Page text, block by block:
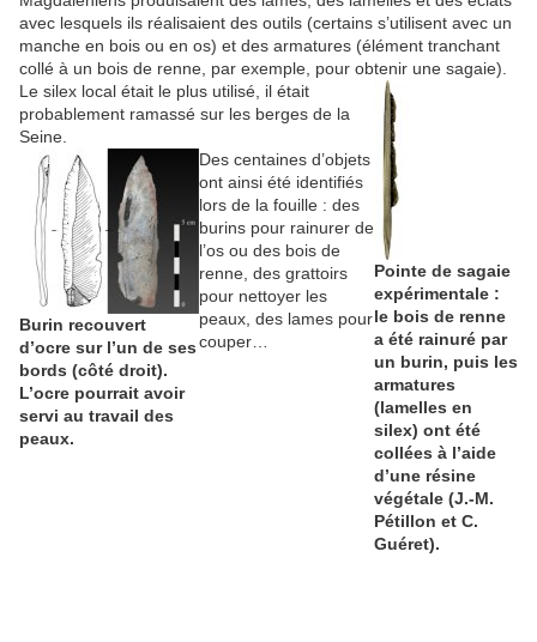
avec lesquels ils réalisaient des outils (certains s’utilisent avec un
manche en bois ou en os) et des armatures (élément tranchant
collé à un bois de renne, par exemple, pour obtenir une sagaie).
Pointe de sagaie
expérimentale :
le bois de renne
a été rainuré par
un burin, puis les
armatures
(lamelles en
silex) ont été
collées à l’aide
d’une résine
végétale (J.-M.
Pétillon et C.
Guéret).
Le silex local était le plus utilisé, il était
probablement ramassé sur les berges de la
Seine.
Burin recouvert
d’ocre sur l’un de ses
bords (côté droit).
L’ocre pourrait avoir
servi au travail des
peaux.
Des centaines d’objets
ont ainsi été identifiés
lors de la fouille : des
burins pour rainurer de
l’os ou des bois de
renne, des grattoirs
pour nettoyer les
peaux, des lames pour
couper…